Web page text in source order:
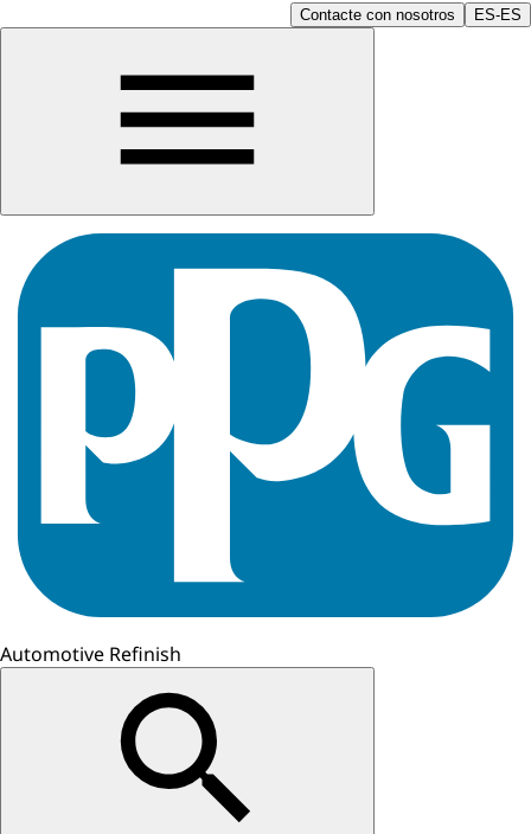
Contacte con nosotros ES-ES
Automotive Refinish